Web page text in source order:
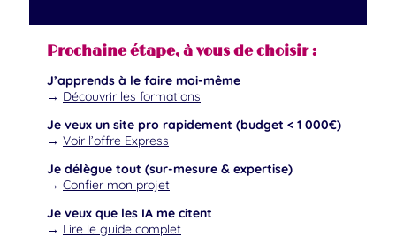
Prochaine étape, à vous de choisir :
J’apprends à le faire moi-même
→ Découvrir les formations
Je veux un site pro rapidement (budget < 1 000€)
→ Voir l’offre Express
Je délègue tout (sur-mesure & expertise)
→ Confier mon projet
Je veux que les IA me citent
→ Lire le guide complet